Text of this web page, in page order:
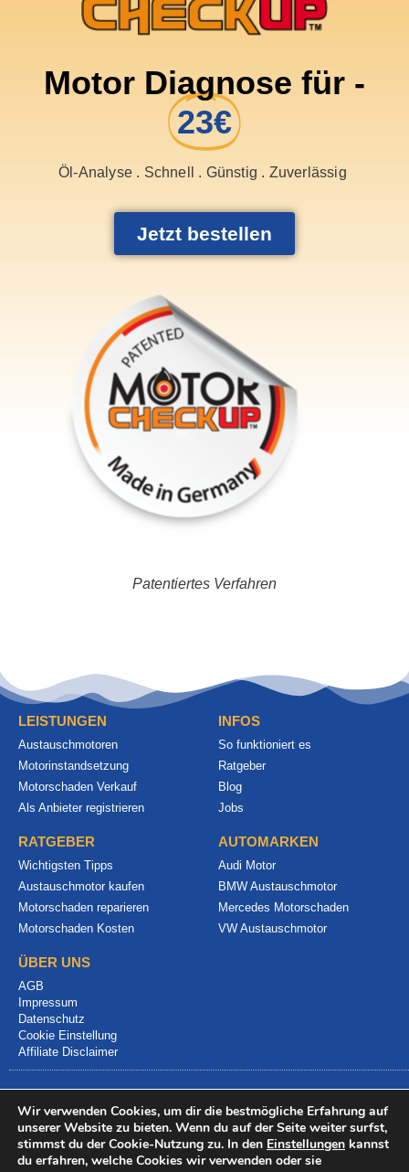
Motor Diagnose für -
23€
Öl-Analyse . Schnell . Günstig . Zuverlässig
Jetzt bestellen
Patentiertes Verfahren
LEISTUNGEN
Austauschmotoren
Motorinstandsetzung
Motorschaden Verkauf
Als Anbieter registrieren
INFOS
So funktioniert es
Ratgeber
Blog
Jobs
RATGEBER
Wichtigsten Tipps
Austauschmotor kaufen
Motorschaden reparieren
Motorschaden Kosten
AUTOMARKEN
Audi Motor
BMW Austauschmotor
Mercedes Motorschaden
VW Austauschmotor
ÜBER UNS
AGB
Impressum
Datenschutz
Cookie Einstellung
Affiliate Disclaimer
© 2024 info@motorschadenvergleich.de
Wir verwenden Cookies, um dir die bestmögliche Erfahrung auf
unserer Website zu bieten. Wenn du auf der Seite weiter surfst,
stimmst du der Cookie-Nutzung zu. In den Einstellungen kannst
du erfahren, welche Cookies wir verwenden oder sie